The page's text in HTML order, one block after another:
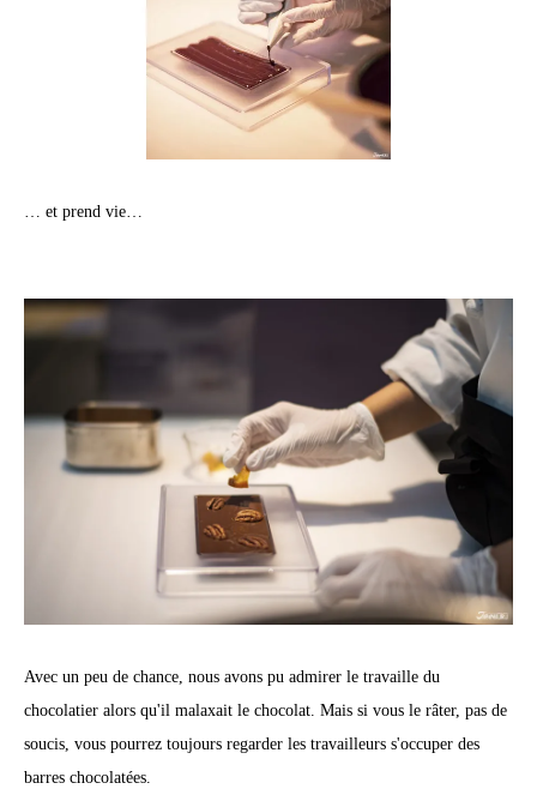
… et prend vie…
Avec un peu de chance, nous avons pu admirer le travaille du
chocolatier alors qu'il malaxait le chocolat. Mais si vous le râter, pas de
soucis, vous pourrez toujours regarder les travailleurs s'occuper des
barres chocolatées.